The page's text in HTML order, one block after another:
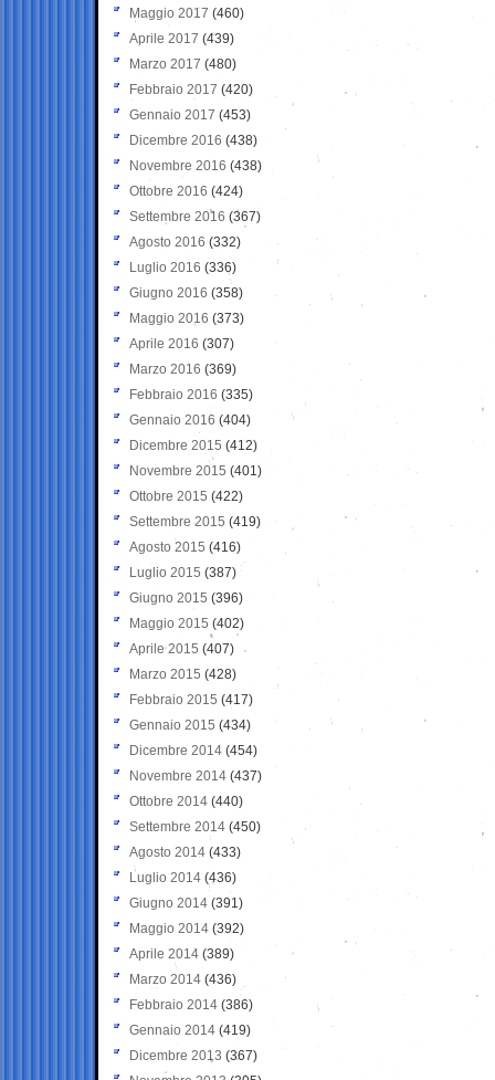
Maggio 2017 (460)
Aprile 2017 (439)
Marzo 2017 (480)
Febbraio 2017 (420)
Gennaio 2017 (453)
Dicembre 2016 (438)
Novembre 2016 (438)
Ottobre 2016 (424)
Settembre 2016 (367)
Agosto 2016 (332)
Luglio 2016 (336)
Giugno 2016 (358)
Maggio 2016 (373)
Aprile 2016 (307)
Marzo 2016 (369)
Febbraio 2016 (335)
Gennaio 2016 (404)
Dicembre 2015 (412)
Novembre 2015 (401)
Ottobre 2015 (422)
Settembre 2015 (419)
Agosto 2015 (416)
Luglio 2015 (387)
Giugno 2015 (396)
Maggio 2015 (402)
Aprile 2015 (407)
Marzo 2015 (428)
Febbraio 2015 (417)
Gennaio 2015 (434)
Dicembre 2014 (454)
Novembre 2014 (437)
Ottobre 2014 (440)
Settembre 2014 (450)
Agosto 2014 (433)
Luglio 2014 (436)
Giugno 2014 (391)
Maggio 2014 (392)
Aprile 2014 (389)
Marzo 2014 (436)
Febbraio 2014 (386)
Gennaio 2014 (419)
Dicembre 2013 (367)